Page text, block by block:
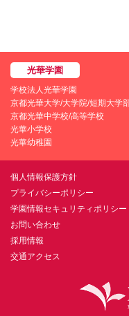
学校法人光華学園
京都光華大学/大学院/短期大学
京都光華中学校/高等学校
光華小学校
光華幼稚園
個人情報保護方針
プライバシーポリシー
学園情報セキュリティポリシー
お問い合わせ
採用情報
交通アクセス